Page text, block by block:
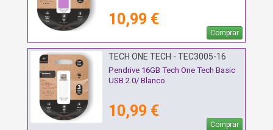
10,99 €
Comprar
TECH ONE TECH - TEC3005-16
Pendrive 16GB Tech One Tech Basic
USB 2.0/ Blanco
10,99 €
Comprar